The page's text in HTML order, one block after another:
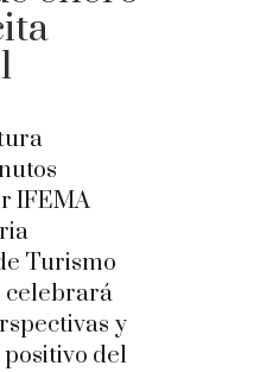
IFEMA
Turismo
celebrará
y
del